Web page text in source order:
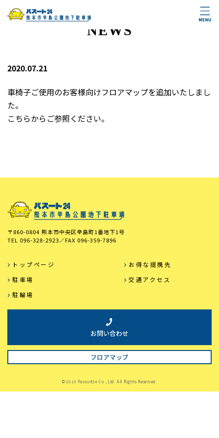
NEWS
2020.07.21
車椅子ご使用のお客様向けフロアマップを追加いたしまし
た。
こちらからご参照ください。
〒860-0804 熊本市中央区辛島町1番地下1号
TEL 096-328-2923／FAX 096-359-7896
トップページ
お得な提携先
駐車場
交通アクセス
駐輪場
お問い合わせ
フロアマップ
©2019 Passurt24 Co.,Ltd. All Rights Reserved.